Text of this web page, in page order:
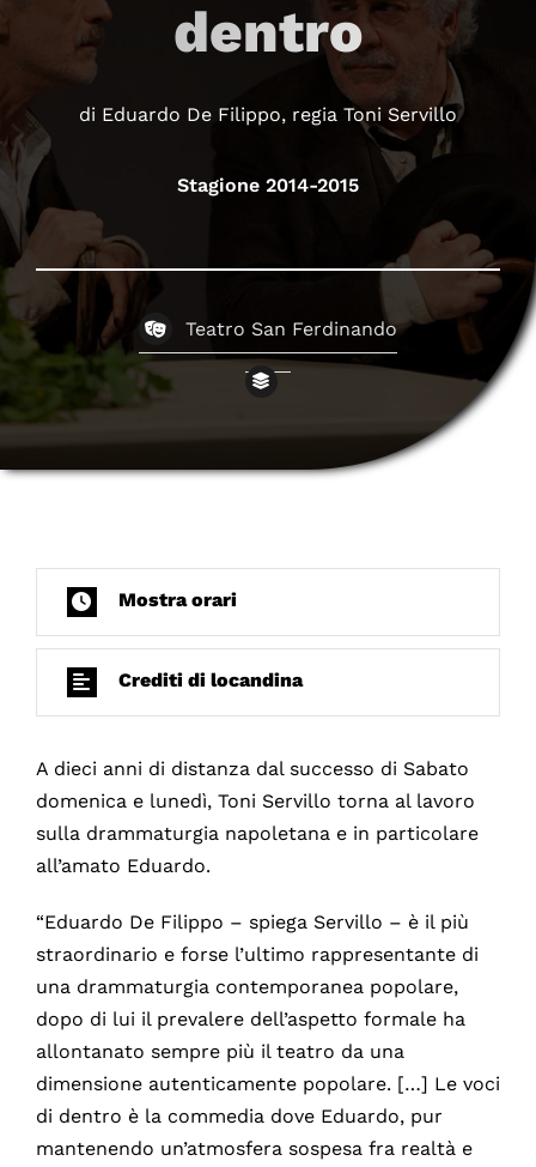
dentro
di Eduardo De Filippo, regia Toni Servillo
Stagione 2014-2015
Teatro San Ferdinando
Mostra orari
Crediti di locandina
A dieci anni di distanza dal successo di Sabato
domenica e lunedì, Toni Servillo torna al lavoro
sulla drammaturgia napoletana e in particolare
all’amato Eduardo.
“Eduardo De Filippo – spiega Servillo – è il più
straordinario e forse l’ultimo rappresentante di
una drammaturgia contemporanea popolare,
dopo di lui il prevalere dell’aspetto formale ha
allontanato sempre più il teatro da una
dimensione autenticamente popolare. […] Le voci
di dentro è la commedia dove Eduardo, pur
mantenendo un’atmosfera sospesa fra realtà e